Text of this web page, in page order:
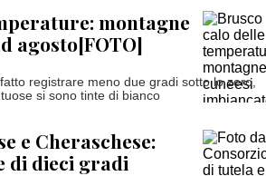
montagne
agosto[FOTO]
registrare meno due gradi sotto lo zero,
si sono tinte di bianco
e Cheraschese:
di dieci gradi